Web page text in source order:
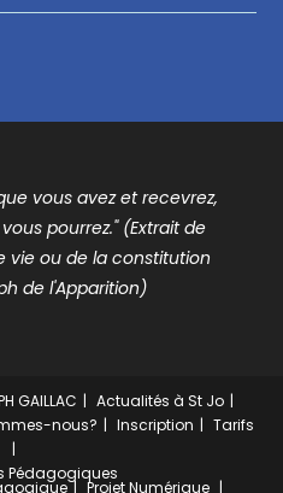
vous avez et recevrez,
pourrez." (Extrait de
vie ou de la constitution
de l'Apparition)
GAILLAC
Actualités à St Jo
nous? Inscription Tarifs
Pédagogiques
Projet Numérique